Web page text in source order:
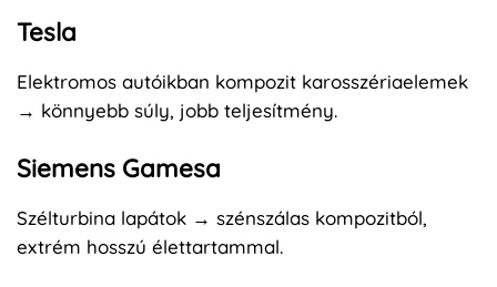
Tesla
Elektromos autóikban kompozit karosszériaelemek
→ könnyebb súly, jobb teljesítmény.
Siemens Gamesa
Szélturbina lapátok → szénszálas kompozitból,
extrém hosszú élettartammal.